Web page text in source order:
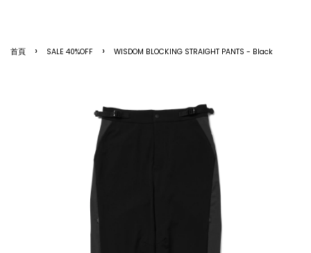
首頁 › SALE 40%OFF › WISDOM BLOCKING STRAIGHT PANTS - Black